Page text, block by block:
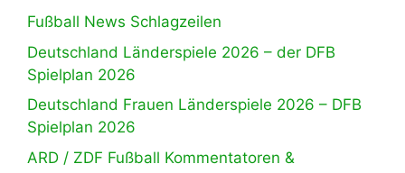
Fußball News Schlagzeilen
Deutschland Länderspiele 2026 – der DFB
Spielplan 2026
Deutschland Frauen Länderspiele 2026 – DFB
Spielplan 2026
ARD / ZDF Fußball Kommentatoren &